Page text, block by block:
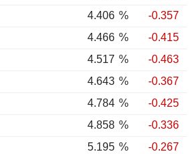
4.406 %
-0.357
4.466 %
-0.415
4.517 %
-0.463
4.643 %
-0.367
4.784 %
-0.425
4.858 %
-0.336
5.195 %
-0.267